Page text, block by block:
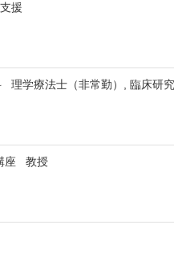
援
学療法士（非常勤）, 臨床研
座 教授